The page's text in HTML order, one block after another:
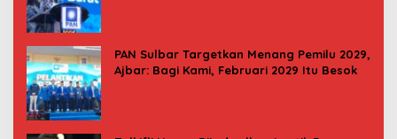
PAN Sulbar Targetkan Menang Pemilu 2029,
Ajbar: Bagi Kami, Februari 2029 Itu Besok